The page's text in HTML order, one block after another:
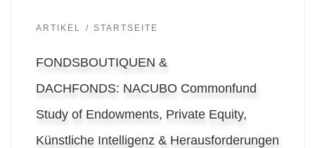
ARTIKEL STARTSEITE
FONDSBOUTIQUEN &
DACHFONDS: NACUBO Commonfund
Study of Endowments, Private Equity,
Künstliche Intelligenz & Herausforderungen